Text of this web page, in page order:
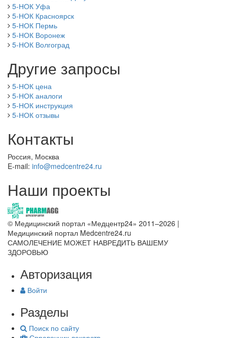
5-НОК Уфа
5-НОК Красноярск
5-НОК Пермь
5-НОК Воронеж
5-НОК Волгоград
Другие запросы
5-НОК цена
5-НОК аналоги
5-НОК инструкция
5-НОК отзывы
Контакты
Россия, Москва
E-mail: info@medcentre24.ru
Наши проекты
© Медицинский портал «Медцентр24» 2011–2026 |
Медицинский портал Medcentre24.ru
САМОЛЕЧЕНИЕ МОЖЕТ НАВРЕДИТЬ ВАШЕМУ
ЗДОРОВЬЮ
Авторизация
Войти
Разделы
Поиск по сайту